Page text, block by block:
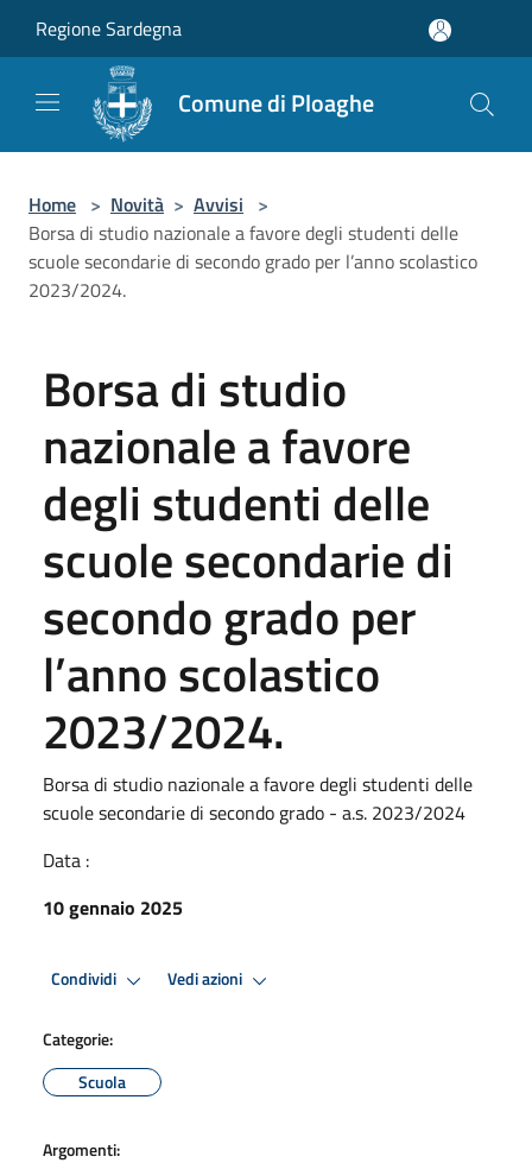
Regione Sardegna
Comune di Ploaghe
Home > Novità > Avvisi >
Borsa di studio nazionale a favore degli studenti delle
scuole secondarie di secondo grado per l’anno scolastico
2023/2024.
Borsa di studio
nazionale a favore
degli studenti delle
scuole secondarie di
secondo grado per
l’anno scolastico
2023/2024.
Borsa di studio nazionale a favore degli studenti delle
scuole secondarie di secondo grado - a.s. 2023/2024
Data :
10 gennaio 2025
Condividi Vedi azioni
Categorie:
Scuola
Argomenti: